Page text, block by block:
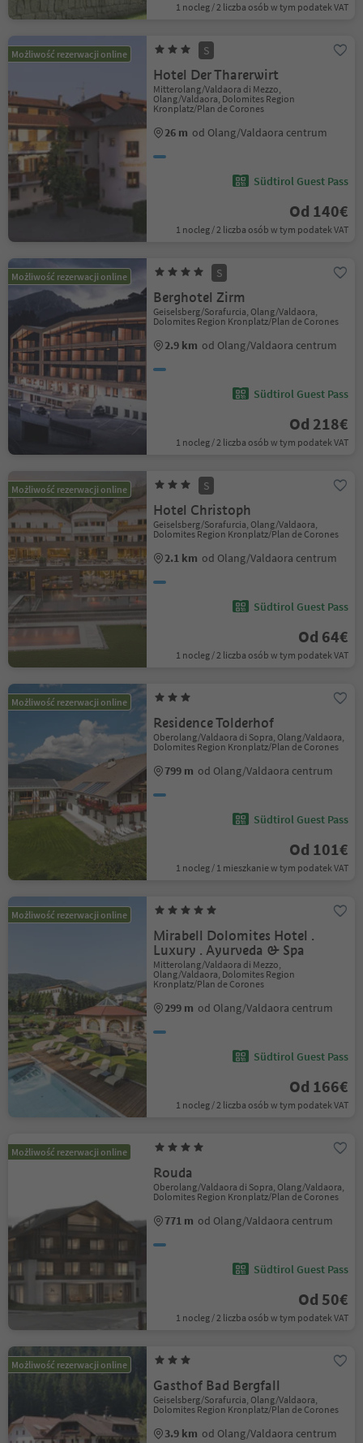
1 nocleg / 2 liczba osób w tym podatek VAT
Możliwość rezerwacji online S
Hotel Der Tharerwirt
Mitterolang/Valdaora di Mezzo,
Olang/Valdaora, Dolomites Region
Kronplatz/Plan de Corones
26 m od Olang/Valdaora centrum
Südtirol Guest Pass
Od 140€
1 nocleg / 2 liczba osób w tym podatek VAT
Możliwość rezerwacji online S
Berghotel Zirm
Geiselsberg/Sorafurcia, Olang/Valdaora,
Dolomites Region Kronplatz/Plan de Corones
2.9 km od Olang/Valdaora centrum
Südtirol Guest Pass
Od 218€
1 nocleg / 2 liczba osób w tym podatek VAT
Możliwość rezerwacji online S
Hotel Christoph
Geiselsberg/Sorafurcia, Olang/Valdaora,
Dolomites Region Kronplatz/Plan de Corones
2.1 km od Olang/Valdaora centrum
Südtirol Guest Pass
Od 64€
1 nocleg / 2 liczba osób w tym podatek VAT
Możliwość rezerwacji online
Residence Tolderhof
Oberolang/Valdaora di Sopra, Olang/Valdaora,
Dolomites Region Kronplatz/Plan de Corones
799 m od Olang/Valdaora centrum
Südtirol Guest Pass
Od 101€
1 nocleg / 1 mieszkanie w tym podatek VAT
Możliwość rezerwacji online
Mirabell Dolomites Hotel .
Luxury . Ayurveda & Spa
Mitterolang/Valdaora di Mezzo,
Olang/Valdaora, Dolomites Region
Kronplatz/Plan de Corones
299 m od Olang/Valdaora centrum
Südtirol Guest Pass
Od 166€
1 nocleg / 2 liczba osób w tym podatek VAT
Możliwość rezerwacji online
Rouda
Oberolang/Valdaora di Sopra, Olang/Valdaora,
Dolomites Region Kronplatz/Plan de Corones
771 m od Olang/Valdaora centrum
Südtirol Guest Pass
Od 50€
1 nocleg / 2 liczba osób w tym podatek VAT
Możliwość rezerwacji online
Gasthof Bad Bergfall
Geiselsberg/Sorafurcia, Olang/Valdaora,
Dolomites Region Kronplatz/Plan de Corones
3.9 km od Olang/Valdaora centrum